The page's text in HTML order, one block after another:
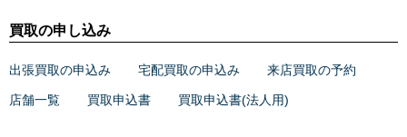
買取の申し込み
出張買取の申込み 宅配買取の申込み 来店買取の予約
店舗一覧 買取申込書 買取申込書(法人用)